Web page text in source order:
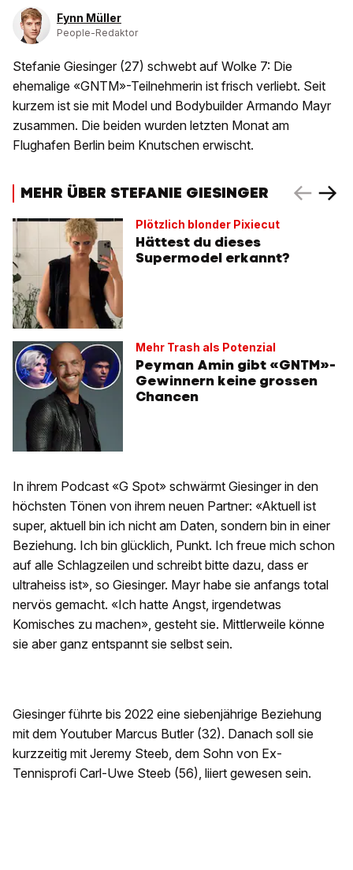
Fynn Müller
People-Redaktor
Stefanie Giesinger (27) schwebt auf Wolke 7: Die
ehemalige «GNTM»-Teilnehmerin ist frisch verliebt. Seit
kurzem ist sie mit Model und Bodybuilder Armando Mayr
zusammen. Die beiden wurden letzten Monat am
Flughafen Berlin beim Knutschen erwischt.
MEHR ÜBER STEFANIE GIESINGER
Plötzlich blonder Pixiecut
Hättest du dieses
Supermodel erkannt?
Mehr Trash als Potenzial
Peyman Amin gibt «GNTM»-
Gewinnern keine grossen
Chancen
In ihrem Podcast «G Spot» schwärmt Giesinger in den
höchsten Tönen von ihrem neuen Partner: «Aktuell ist
super, aktuell bin ich nicht am Daten, sondern bin in einer
Beziehung. Ich bin glücklich, Punkt. Ich freue mich schon
auf alle Schlagzeilen und schreibt bitte dazu, dass er
ultraheiss ist», so Giesinger. Mayr habe sie anfangs total
nervös gemacht. «Ich hatte Angst, irgendetwas
Komisches zu machen», gesteht sie. Mittlerweile könne
sie aber ganz entspannt sie selbst sein.
Giesinger führte bis 2022 eine siebenjährige Beziehung
mit dem Youtuber Marcus Butler (32). Danach soll sie
kurzzeitig mit Jeremy Steeb, dem Sohn von Ex-
Tennisprofi Carl-Uwe Steeb (56), liiert gewesen sein.